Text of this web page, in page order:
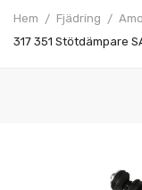
Hem Fjädring
317 351 Stötdämpare